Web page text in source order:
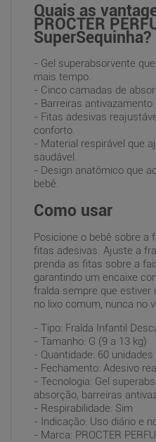
Quais as
PROCTER
SuperSequinha?
- Gel superabsorvente
mais tempo.
- Cinco camadas de
- Barreiras
- Fitas adesivas
conforto.
- Material respirável que
saudável.
- Design anatômico que
bebê.
Como usar
Posicione o bebê sobre a
fitas adesivas. Ajuste a
prenda as fitas sobre a
garantindo um encaixe
fralda sempre que estiver
no lixo comum, nunca no
- Tipo: Fralda Infantil
- Tamanho: G (9 a 13 kg)
- Quantidade: 60
- Fechamento: Adesivo
- Tecnologia: Gel
absorção, barreiras
- Respirabilidade: Sim
- Indicação: Uso diário e
- Marca: PROCTER